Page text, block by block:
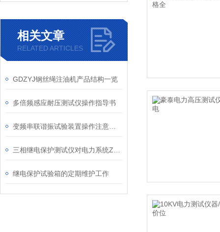
相关文章
RELATED ARTICLES
GDZYJ钢丝绳注油机产品结构一览
多倍频感应耐压测试仪操作指导书
继电保护试验箱的定期维护工作